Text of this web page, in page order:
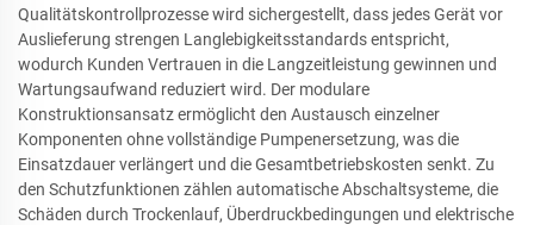
Qualitätskontrollprozesse wird sichergestellt, dass jedes Gerät vor
Auslieferung strengen Langlebigkeitsstandards entspricht,
wodurch Kunden Vertrauen in die Langzeitleistung gewinnen und
Wartungsaufwand reduziert wird. Der modulare
Konstruktionsansatz ermöglicht den Austausch einzelner
Komponenten ohne vollständige Pumpenersetzung, was die
Einsatzdauer verlängert und die Gesamtbetriebskosten senkt. Zu
den Schutzfunktionen zählen automatische Abschaltsysteme, die
Schäden durch Trockenlauf, Überdruckbedingungen und elektrische